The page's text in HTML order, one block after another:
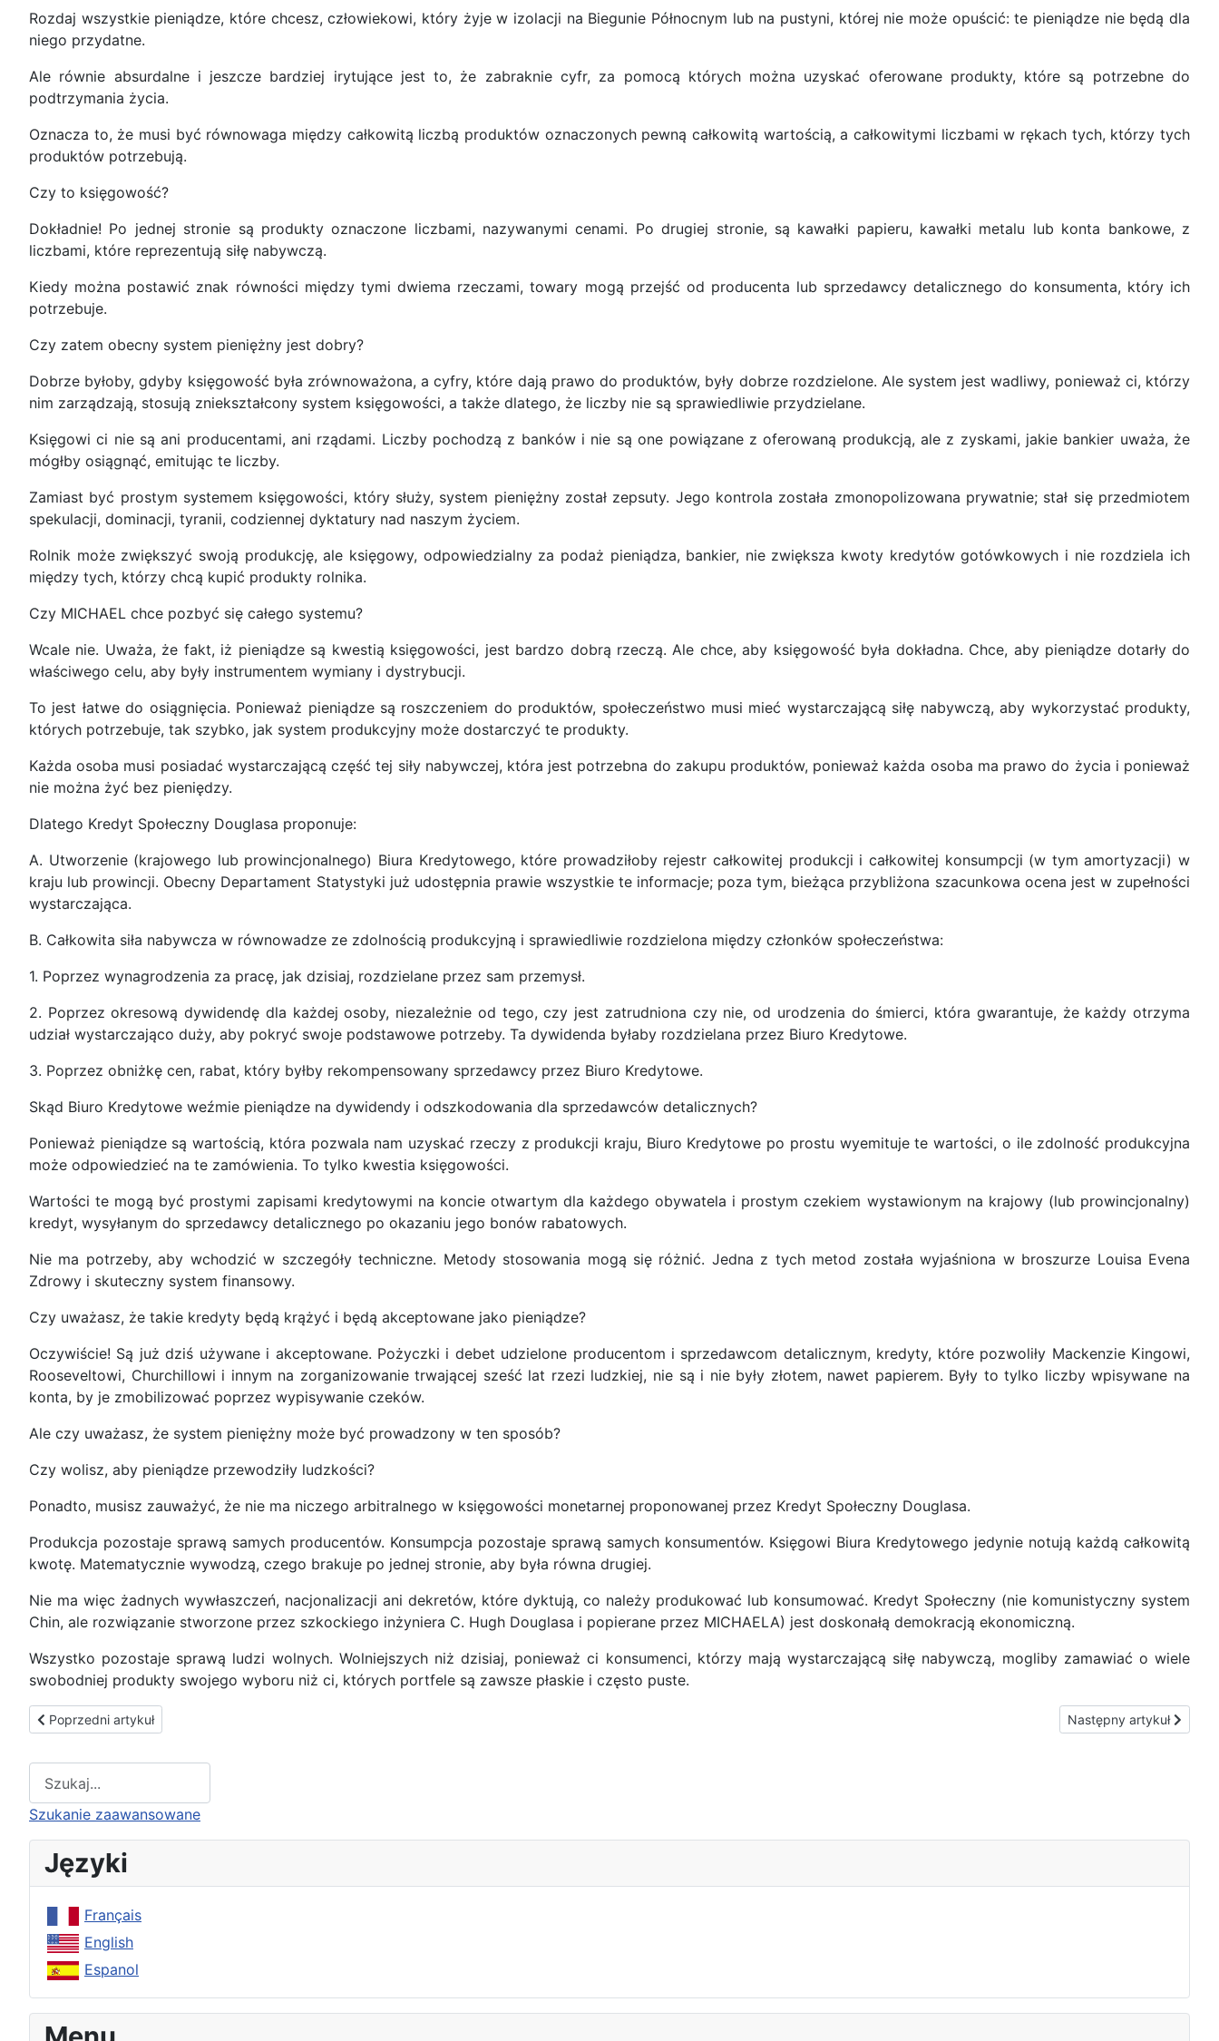
Rozdaj wszystkie pieniądze, które chcesz, człowiekowi, który żyje w izolacji na Biegunie Północnym lub na pustyni, której nie może opuścić: te pieniądze nie będą dla
niego przydatne.
Ale równie absurdalne i jeszcze bardziej irytujące jest to, że zabraknie cyfr, za pomocą których można uzyskać oferowane produkty, które są potrzebne do
podtrzymania życia.
Oznacza to, że musi być równowaga między całkowitą liczbą produktów oznaczonych pewną całkowitą wartością, a całkowitymi liczbami w rękach tych, którzy tych
produktów potrzebują.
Czy to księgowość?
Dokładnie! Po jednej stronie są produkty oznaczone liczbami, nazywanymi cenami. Po drugiej stronie, są kawałki papieru, kawałki metalu lub konta bankowe, z
liczbami, które reprezentują siłę nabywczą.
Kiedy można postawić znak równości między tymi dwiema rzeczami, towary mogą przejść od producenta lub sprzedawcy detalicznego do konsumenta, który ich
potrzebuje.
Czy zatem obecny system pieniężny jest dobry?
Dobrze byłoby, gdyby księgowość była zrównoważona, a cyfry, które dają prawo do produktów, były dobrze rozdzielone. Ale system jest wadliwy, ponieważ ci, którzy
nim zarządzają, stosują zniekształcony system księgowości, a także dlatego, że liczby nie są sprawiedliwie przydzielane.
Księgowi ci nie są ani producentami, ani rządami. Liczby pochodzą z banków i nie są one powiązane z oferowaną produkcją, ale z zyskami, jakie bankier uważa, że
mógłby osiągnąć, emitując te liczby.
Zamiast być prostym systemem księgowości, który służy, system pieniężny został zepsuty. Jego kontrola została zmonopolizowana prywatnie; stał się przedmiotem
spekulacji, dominacji, tyranii, codziennej dyktatury nad naszym życiem.
Rolnik może zwiększyć swoją produkcję, ale księgowy, odpowiedzialny za podaż pieniądza, bankier, nie zwiększa kwoty kredytów gotówkowych i nie rozdziela ich
między tych, którzy chcą kupić produkty rolnika.
Czy MICHAEL chce pozbyć się całego systemu?
Wcale nie. Uważa, że fakt, iż pieniądze są kwestią księgowości, jest bardzo dobrą rzeczą. Ale chce, aby księgowość była dokładna. Chce, aby pieniądze dotarły do
właściwego celu, aby były instrumentem wymiany i dystrybucji.
To jest łatwe do osiągnięcia. Ponieważ pieniądze są roszczeniem do produktów, społeczeństwo musi mieć wystarczającą siłę nabywczą, aby wykorzystać produkty,
których potrzebuje, tak szybko, jak system produkcyjny może dostarczyć te produkty.
Każda osoba musi posiadać wystarczającą część tej siły nabywczej, która jest potrzebna do zakupu produktów, ponieważ każda osoba ma prawo do życia i ponieważ
nie można żyć bez pieniędzy.
Dlatego Kredyt Społeczny Douglasa proponuje:
A. Utworzenie (krajowego lub prowincjonalnego) Biura Kredytowego, które prowadziłoby rejestr całkowitej produkcji i całkowitej konsumpcji (w tym amortyzacji) w
kraju lub prowincji. Obecny Departament Statystyki już udostępnia prawie wszystkie te informacje; poza tym, bieżąca przybliżona szacunkowa ocena jest w zupełności
wystarczająca.
B. Całkowita siła nabywcza w równowadze ze zdolnością produkcyjną i sprawiedliwie rozdzielona między członków społeczeństwa:
1. Poprzez wynagrodzenia za pracę, jak dzisiaj, rozdzielane przez sam przemysł.
2. Poprzez okresową dywidendę dla każdej osoby, niezależnie od tego, czy jest zatrudniona czy nie, od urodzenia do śmierci, która gwarantuje, że każdy otrzyma
udział wystarczająco duży, aby pokryć swoje podstawowe potrzeby. Ta dywidenda byłaby rozdzielana przez Biuro Kredytowe.
3. Poprzez obniżkę cen, rabat, który byłby rekompensowany sprzedawcy przez Biuro Kredytowe.
Skąd Biuro Kredytowe weźmie pieniądze na dywidendy i odszkodowania dla sprzedawców detalicznych?
Ponieważ pieniądze są wartością, która pozwala nam uzyskać rzeczy z produkcji kraju, Biuro Kredytowe po prostu wyemituje te wartości, o ile zdolność produkcyjna
może odpowiedzieć na te zamówienia. To tylko kwestia księgowości.
Wartości te mogą być prostymi zapisami kredytowymi na koncie otwartym dla każdego obywatela i prostym czekiem wystawionym na krajowy (lub prowincjonalny)
kredyt, wysyłanym do sprzedawcy detalicznego po okazaniu jego bonów rabatowych.
Nie ma potrzeby, aby wchodzić w szczegóły techniczne. Metody stosowania mogą się różnić. Jedna z tych metod została wyjaśniona w broszurze Louisa Evena
Zdrowy i skuteczny system finansowy.
Czy uważasz, że takie kredyty będą krążyć i będą akceptowane jako pieniądze?
Oczywiście! Są już dziś używane i akceptowane. Pożyczki i debet udzielone producentom i sprzedawcom detalicznym, kredyty, które pozwoliły Mackenzie Kingowi,
Rooseveltowi, Churchillowi i innym na zorganizowanie trwającej sześć lat rzezi ludzkiej, nie są i nie były złotem, nawet papierem. Były to tylko liczby wpisywane na
konta, by je zmobilizować poprzez wypisywanie czeków.
Ale czy uważasz, że system pieniężny może być prowadzony w ten sposób?
Czy wolisz, aby pieniądze przewodziły ludzkości?
Ponadto, musisz zauważyć, że nie ma niczego arbitralnego w księgowości monetarnej proponowanej przez Kredyt Społeczny Douglasa.
Produkcja pozostaje sprawą samych producentów. Konsumpcja pozostaje sprawą samych konsumentów. Księgowi Biura Kredytowego jedynie notują każdą całkowitą
kwotę. Matematycznie wywodzą, czego brakuje po jednej stronie, aby była równa drugiej.
Nie ma więc żadnych wywłaszczeń, nacjonalizacji ani dekretów, które dyktują, co należy produkować lub konsumować. Kredyt Społeczny (nie komunistyczny system
Chin, ale rozwiązanie stworzone przez szkockiego inżyniera C. Hugh Douglasa i popierane przez MICHAELA) jest doskonałą demokracją ekonomiczną.
Wszystko pozostaje sprawą ludzi wolnych. Wolniejszych niż dzisiaj, ponieważ ci konsumenci, którzy mają wystarczającą siłę nabywczą, mogliby zamawiać o wiele
swobodniej produkty swojego wyboru niż ci, których portfele są zawsze płaskie i często puste.
Poprzedni artykuł: Twierdzenie, że brakuje nam pieniędzy jest jak…
Poprzedni artykuł Następny artykuł:
Następny artykuł
Type 2 or more characters for results.
Szukanie zaawansowane
Języki
Français
English
Espanol